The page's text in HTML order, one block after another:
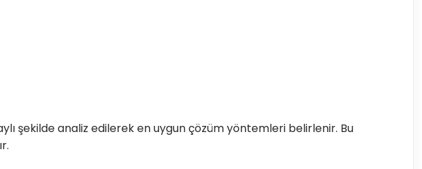
şekilde analiz edilerek en uygun çözüm yöntemleri belirlenir. Bu